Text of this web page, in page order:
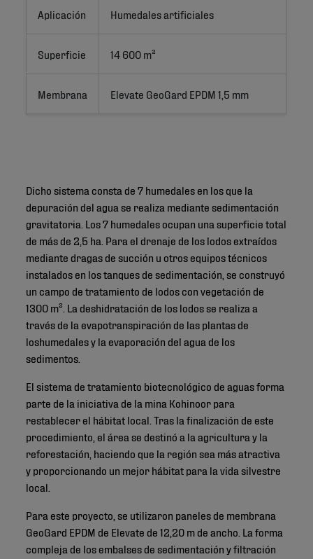
Aplicación Humedales artificiales
Superficie 14 600 m²
Membrana Elevate GeoGard EPDM 1,5 mm
Dicho sistema consta de 7 humedales en los que la
depuración del agua se realiza mediante sedimentación
gravitatoria. Los 7 humedales ocupan una superficie total
de más de 2,5 ha. Para el drenaje de los lodos extraídos
mediante dragas de succión u otros equipos técnicos
instalados en los tanques de sedimentación, se construyó
un campo de tratamiento de lodos con vegetación de
1300 m². La deshidratación de los lodos se realiza a
través de la evapotranspiración de las plantas de
loshumedales y la evaporación del agua de los
sedimentos.
El sistema de tratamiento biotecnológico de aguas forma
parte de la iniciativa de la mina Kohinoor para
restablecer el hábitat local. Tras la finalización de este
procedimiento, el área se destinó a la agricultura y la
reforestación, haciendo que la región sea más atractiva
y proporcionando un mejor hábitat para la vida silvestre
local.
Para este proyecto, se utilizaron paneles de membrana
GeoGard EPDM de Elevate de 12,20 m de ancho. La forma
compleja de los embalses de sedimentación y filtración